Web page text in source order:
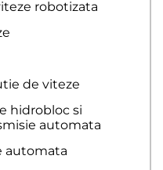
robotizata
de viteze
hidrobloc si
automata
automata